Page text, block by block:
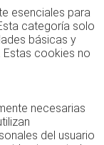
esenciales para
categoría solo
básicas y
cookies no
necesarias
del usuario